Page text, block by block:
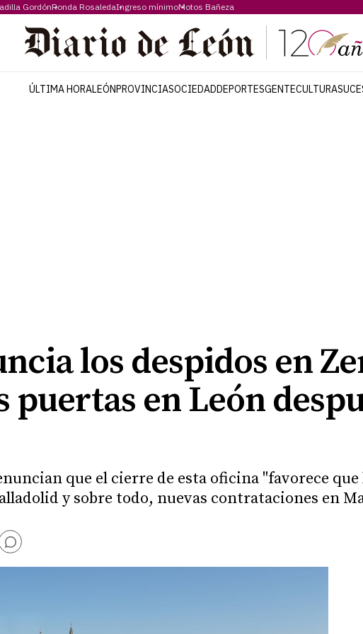
GordónRonda RosaledaIngreso mínimoMotos Bañeza
ÚLTIMA HORALEÓNPROVINCIASOCIEDADDEPORTESGENTECULTURA
los despidos en
puertas en León
que el cierre de esta oficina "favorece
y sobre todo, nuevas contrataciones en